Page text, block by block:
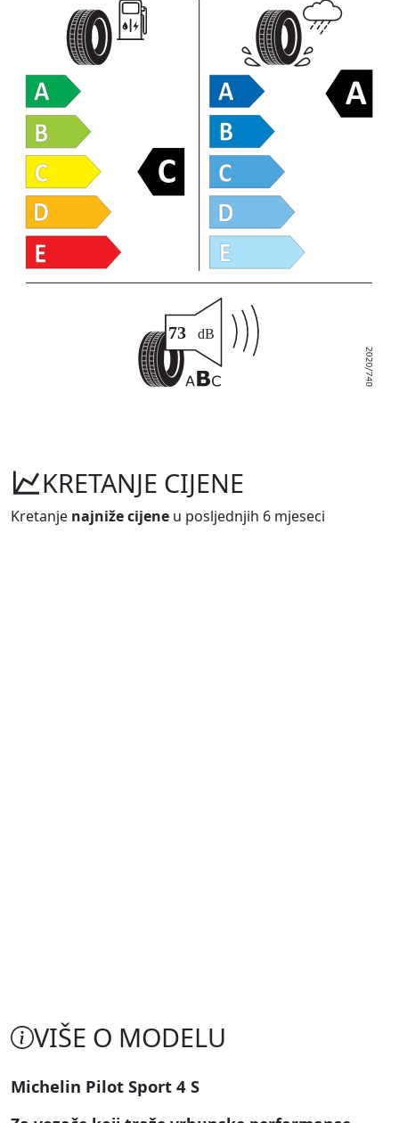
KRETANJE CIJENE
Kretanje najniže cijene u posljednjih 6 mjeseci
VIŠE O MODELU
Michelin Pilot Sport 4 S